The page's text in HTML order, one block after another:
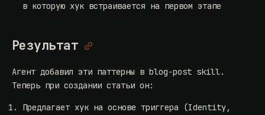
в которую хук встраивается на первом этапе
Результат
Агент добавил эти паттерны в blog-post skill.
Теперь при создании статьи он:
Предлагает хук на основе триггера (Identity,